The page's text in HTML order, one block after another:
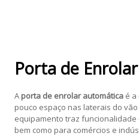
Porta de
A porta de enrolar automáticaé a
pouco espaço nas laterais do
equipamento traz funcionalidade
bem como para comércios e